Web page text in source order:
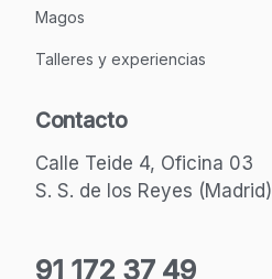
Magos
Talleres y experiencias
Contacto
Calle Teide 4, Oficina 03
S. S. de los Reyes (Madrid)
91 172 37 49